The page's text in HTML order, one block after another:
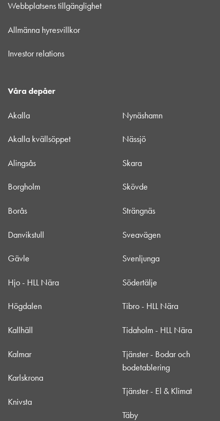
Webbplatsens tillgänglighet
Allmänna hyresvillkor
Investor relations
Våra depåer
Akalla
Akalla kvällsöppet
Alingsås
Borgholm
Borås
Danvikstull
Gävle
Hjo - HLL Nära
Högdalen
Kallhäll
Kalmar
Karlskrona
Knivsta
Nynäshamn
Nässjö
Skara
Skövde
Strängnäs
Sveavägen
Svenljunga
Södertälje
Tibro - HLL Nära
Tidaholm - HLL Nära
Tjänster - Bodar och
bodetablering
Tjänster - El & Klimat
Täby